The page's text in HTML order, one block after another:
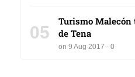
05
Turismo
de Tena
on 9 Aug 2017 - 0